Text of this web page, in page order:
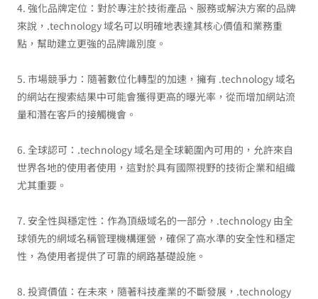
4. 強化品牌定位：對於專注於技術產品、服務或解決方案的品牌
來說，.technology 域名可以明確地表達其核心價值和業務重
點，幫助建立更強的品牌識別度。
5. 市場競爭力：隨著數位化轉型的加速，擁有 .technology 域名
的網站在搜索結果中可能會獲得更高的曝光率，從而增加網站流
量和潛在客戶的接觸機會。
6. 全球認可：.technology 域名是全球範圍內可用的，允許來自
世界各地的使用者使用，這對於具有國際視野的技術企業和組織
尤其重要。
7. 安全性與穩定性：作為頂級域名的一部分，.technology 由全
球領先的網域名稱管理機構運營，確保了高水準的安全性和穩定
性，為使用者提供了可靠的網路基礎設施。
8. 投資價值：在未來，隨著科技產業的不斷發展，.technology